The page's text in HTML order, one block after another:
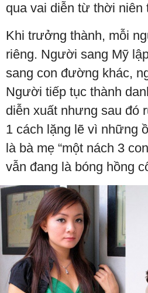
qua vai diễn từ thời niên
Khi trưởng thành, mỗi
riêng. Người sang Mỹ
sang con đường khác,
Người tiếp tục thành
diễn xuất nhưng sau đó
1 cách lặng lẽ vì những
là bà mẹ “một nách 3
vẫn đang là bóng hồng